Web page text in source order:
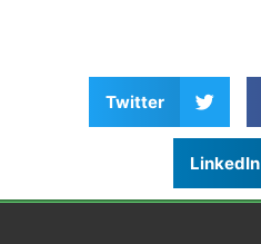
Twitter
LinkedIn